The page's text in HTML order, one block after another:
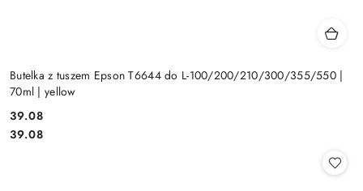
Butelka z tuszem Epson T6644 do L-100/200/210/300/355/550 |
70ml | yellow
Cena:
39.08
Cena:
39.08